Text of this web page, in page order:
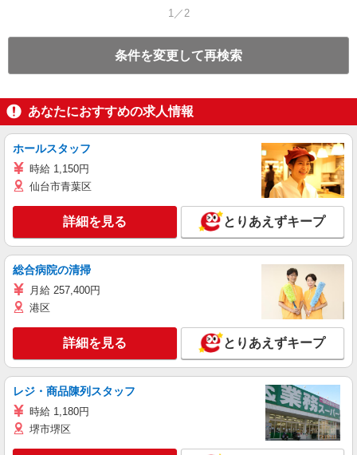
1／2
条件を変更して再検索
あなたにおすすめの求人情報
ホールスタッフ
時給 1,150円
仙台市青葉区
詳細を見る とりあえずキープ
総合病院の清掃
月給 257,400円
港区
詳細を見る とりあえずキープ
レジ・商品陳列スタッフ
時給 1,180円
堺市堺区